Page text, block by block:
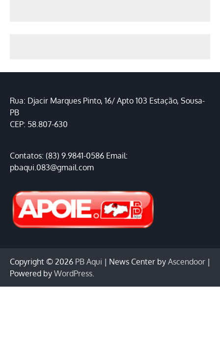
Rua: Djacir Marques Pinto, 16/ Apto 103 Estação, Sousa-
PB
CEP: 58.807-630
Contatos: (83) 9.9841-0586 Email:
pbaqui.083@gmail.com
Copyright © 2026 PB Aqui | News Center by Ascendoor |
Powered by WordPress